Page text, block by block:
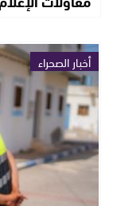
أخبار الصحراء